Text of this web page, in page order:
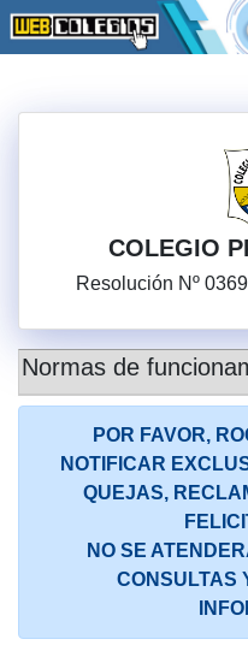
COLEGIO
Resolución Nº
Normas de
POR FAVOR,
NOTIFICAR
QUEJAS,
NO SE
CONSULTAS